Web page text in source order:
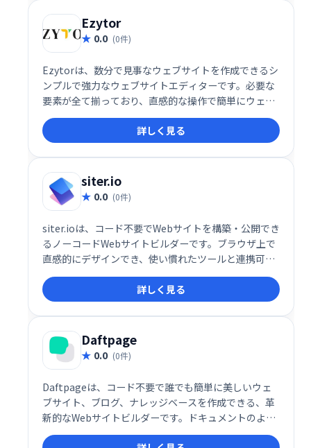
Ezytor
0.0 (0件)
Ezytorは、数分で見事なウェブサイトを作成できるシ
ンプルで強力なウェブサイトエディターです。必要な
要素が全て揃っており、直感的な操作で簡単にウェブ
サイトを構築できます。初心者でもプロ並みのウェブ
サイト作成が可能になります。今すぐEzytorで、あな
たの理想のウェブサイトを手に入れましょう！
詳しく見る
siter.io
0.0 (0件)
siter.ioは、コード不要でWebサイトを構築・公開でき
るノーコードWebサイトビルダーです。ブラウザ上で
直感的にデザインでき、使い慣れたツールと連携可能
です。手軽に、自由度の高いWebサイト制作を実現し
ます。
詳しく見る
Daftpage
0.0 (0件)
Daftpageは、コード不要で誰でも簡単に美しいウェ
ブサイト、ブログ、ナレッジベースを作成できる、革
新的なWebサイトビルダーです。ドキュメントのよう
に直感的に操作でき、数分で完成。無料で利用でき、